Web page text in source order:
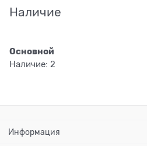
Наличие
Основной
Наличие: 2
Информация